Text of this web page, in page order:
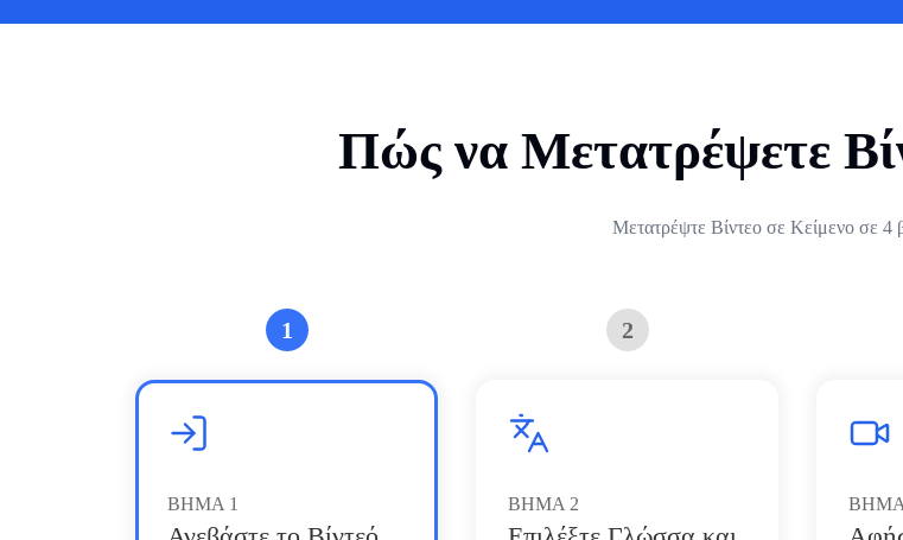
Πώς να Μετατρέψετε
Μετατρέψτε Βίντεο σε Κείμενο σε 4
1
ΒΗΜΑ 1
2
ΒΗΜΑ 2 ΒΗΜΑ